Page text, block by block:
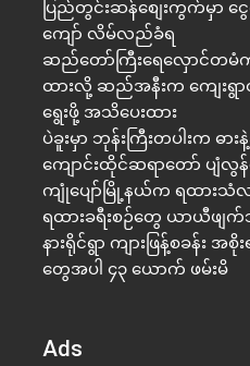
ပြည်တွင်းဆန်စျေးကွက်မှာ ငွေ
ကျော် လိမ်လည်ခံရ
ဆည်တော်ကြီးရေလှောင်တမံ
ထားလို့ ဆည်အနီးက ကျေးရွာ
ရွေးဖို့ အသိပေးထား
ပဲခူးမှာ ဘုန်းကြီးတပါးက ဓာ
ကျောင်းထိုင်ဆရာတော် ပျံလွ
ကျုံပျော်မြို့နယ်က ရထားသံလ
ရထားခရီးစဉ်တွေ ယာယီဖျက်
နားရိုင်ရွာ ကျားဖြန့်စခန်း
တွေအပါ ၄၃ ယောက် ဖမ်းမိ
Ads